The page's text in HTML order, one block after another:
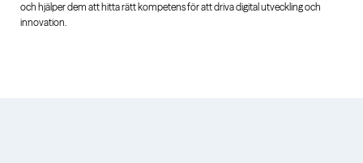
och hjälper dem att hitta rätt kompetens för att driva digital utveckling och
innovation.